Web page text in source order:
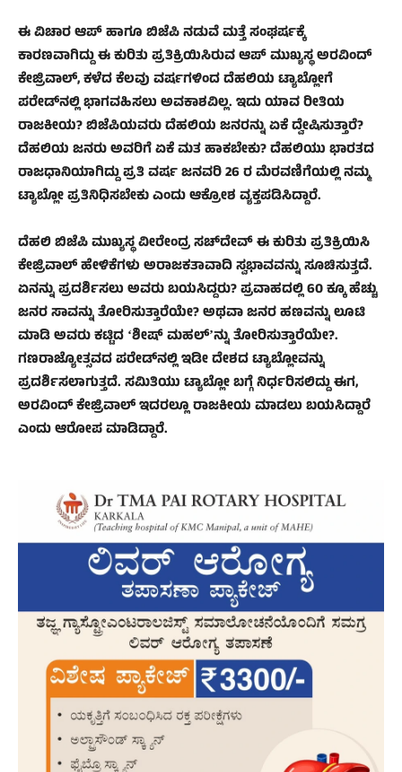
ಈ ವಿಚಾರ ಆಪ್‌ ಹಾಗೂ ಬಿಜೆಪಿ ನಡುವೆ ಮತ್ತೆ ಸಂಘರ್ಷಕ್ಕೆ
ಕಾರಣವಾಗಿದ್ದು ಈ ಕುರಿತು ಪ್ರತಿಕ್ರಿಯಿಸಿರುವ ಆಪ್‌ ಮುಖ್ಯಸ್ಥ ಅರವಿಂದ್‌
ಕೇಜ್ರಿವಾಲ್‌, ಕಳೆದ ಕೆಲವು ವರ್ಷಗಳಿಂದ ದೆಹಲಿಯ ಟ್ಯಾಬ್ಲೋಗೆ
ಪರೇಡ್‌ನಲ್ಲಿ ಭಾಗವಹಿಸಲು ಅವಕಾಶವಿಲ್ಲ. ಇದು ಯಾವ ರೀತಿಯ
ರಾಜಕೀಯ? ಬಿಜೆಪಿಯವರು ದೆಹಲಿಯ ಜನರನ್ನು ಏಕೆ ದ್ವೇಷಿಸುತ್ತಾರೆ?
ದೆಹಲಿಯ ಜನರು ಅವರಿಗೆ ಏಕೆ ಮತ ಹಾಕಬೇಕು? ದೆಹಲಿಯು ಭಾರತದ
ರಾಜಧಾನಿಯಾಗಿದ್ದು ಪ್ರತಿ ವರ್ಷ ಜನವರಿ 26 ರ ಮೆರವಣಿಗೆಯಲ್ಲಿ ನಮ್ಮ
ಟ್ಯಾಬ್ಲೋ ಪ್ರತಿನಿಧಿಸಬೇಕು ಎಂದು ಆಕ್ರೋಶ ವ್ಯಕ್ತಪಡಿಸಿದ್ದಾರೆ.
ದೆಹಲಿ ಬಿಜೆಪಿ ಮುಖ್ಯಸ್ಥ ವೀರೇಂದ್ರ ಸಚ್‌ದೇವ್ ಈ ಕುರಿತು ಪ್ರತಿಕ್ರಿಯಿಸಿ
ಕೇಜ್ರಿವಾಲ್‌ ಹೇಳಿಕೆಗಳು ಅರಾಜಕತಾವಾದಿ ಸ್ವಭಾವವನ್ನು ಸೂಚಿಸುತ್ತದೆ.
ಏನನ್ನು ಪ್ರದರ್ಶಿಸಲು ಅವರು ಬಯಸಿದ್ದರು? ಪ್ರವಾಹದಲ್ಲಿ 60 ಕ್ಕೂ ಹೆಚ್ಚು
ಜನರ ಸಾವನ್ನು ತೋರಿಸುತ್ತಾರೆಯೇ? ಅಥವಾ ಜನರ ಹಣವನ್ನು ಲೂಟಿ
ಮಾಡಿ ಅವರು ಕಟ್ಟಿದ ʻಶೀಷ್‌ ಮಹಲ್‌ʼನ್ನು ತೋರಿಸುತ್ತಾರೆಯೇ?.
ಗಣರಾಜ್ಯೋತ್ಸವದ ಪರೇಡ್‌ನಲ್ಲಿ ಇಡೀ ದೇಶದ ಟ್ಯಾಬ್ಲೋವನ್ನು
ಪ್ರದರ್ಶಿಸಲಾಗುತ್ತದೆ. ಸಮಿತಿಯು ಟ್ಯಾಬ್ಲೋ ಬಗ್ಗೆ ನಿರ್ಧರಿಸಲಿದ್ದು ಈಗ,
ಅರವಿಂದ್ ಕೇಜ್ರಿವಾಲ್ ಇದರಲ್ಲೂ ರಾಜಕೀಯ ಮಾಡಲು ಬಯಸಿದ್ದಾರೆ
ಎಂದು ಆರೋಪ ಮಾಡಿದ್ದಾರೆ.